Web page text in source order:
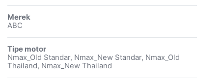
Merek
ABC
Tipe motor
Nmax_Old Standar, Nmax_New Standar, Nmax_Old
Thailand, Nmax_New Thailand